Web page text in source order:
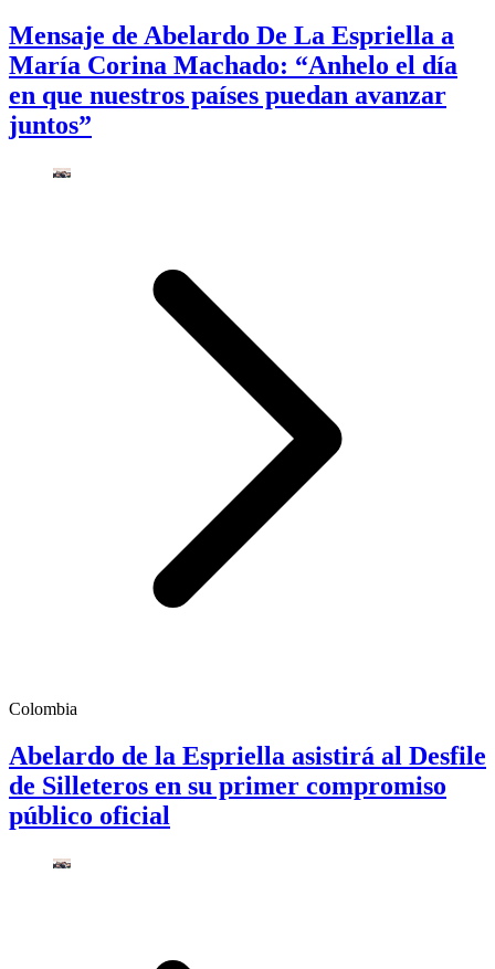
Mensaje de Abelardo De La Espriella a
María Corina Machado: “Anhelo el día
en que nuestros países puedan avanzar
juntos”
Colombia
Abelardo de la Espriella asistirá al Desfile
de Silleteros en su primer compromiso
público oficial